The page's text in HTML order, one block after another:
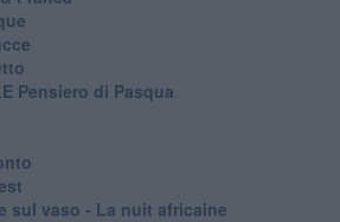
Pensiero di Pasqua
sul vaso - La nuit africaine